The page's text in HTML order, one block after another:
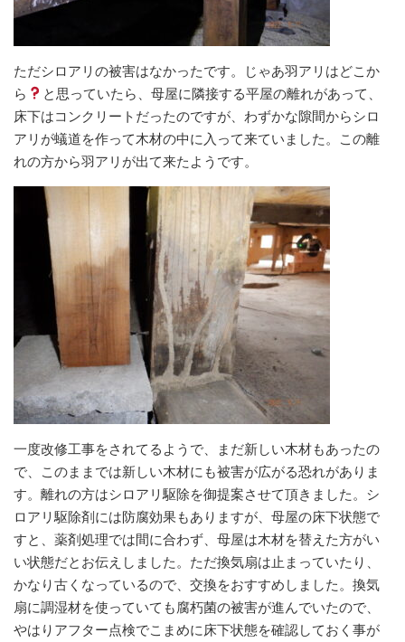
ただシロアリの被害はなかったです。じゃあ羽アリはどこか
ら
と思っていたら、母屋に隣接する平屋の離れがあって、
床下はコンクリートだったのですが、わずかな隙間からシロ
アリが蟻道を作って木材の中に入って来ていました。この離
れの方から羽アリが出て来たようです。
一度改修工事をされてるようで、まだ新しい木材もあったの
で、このままでは新しい木材にも被害が広がる恐れがありま
す。離れの方はシロアリ駆除を御提案させて頂きました。シ
ロアリ駆除剤には防腐効果もありますが、母屋の床下状態で
すと、薬剤処理では間に合わず、母屋は木材を替えた方がい
い状態だとお伝えしました。ただ換気扇は止まっていたり、
かなり古くなっているので、交換をおすすめしました。換気
扇に調湿材を使っていても腐朽菌の被害が進んでいたので、
やはりアフター点検でこまめに床下状態を確認しておく事が